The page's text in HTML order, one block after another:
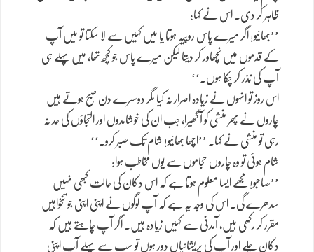
ظاہر کر دی۔ اس نے کہا:
’’بھائیو! اگر میرے پاس روپیہ ہوتا یا میں کہیں سے لا سکتا تو میں آپ
کے قدموں میں نچھاور کر دیتا لیکن میرے پاس جو کچھ تھا، میں پہلے ہی
آپ کی نذر کر چکا ہوں۔‘‘
اس روز تو انہوں نے زیادہ اصرار نہ کیا مگر دوسرے دن صبح ہوتے ہیں
چاروں نے پھر منشی کو آ گھیرا، جب ان کی خوشامدوں اور التجاؤں کی حد نہ
رہی تو منشی نے کہا۔ ’’اچھا بھائیو! شام تک صبر کرو۔‘‘
شام ہوئی تو وہ چاروں حجاموں سے یوں مخاطب ہوا:
’’صاحبو! مجھے ایسا معلوم ہوتا ہے کہ اس دکان کی حالت کبھی نہیں
سدھرے گی۔ اس کی وجہ یہ ہے کہ آپ لوگوں نے اپنی اپنی جو تنخواہیں
مقرر کر رکھی ہیں، آمدنی سے کہیں زیادہ ہیں۔ اگر آپ چاہتے ہیں کہ
دکان چلے اور آپ کی پریشانیاں دور ہوں تو سب سے پہلے آپ اپنی